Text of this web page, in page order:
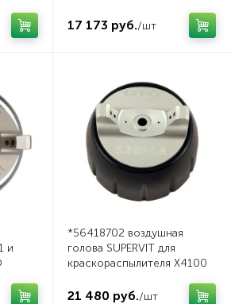
17 173 руб./шт
и
*56418702 воздушная
голова SUPERVIT для
краскораспылителя X4100
21 480 руб./шт